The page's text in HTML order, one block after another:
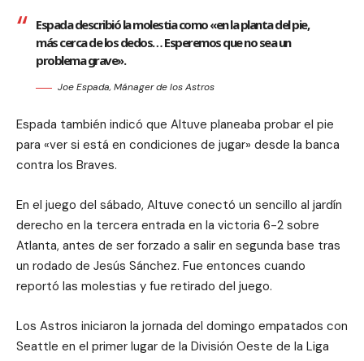
Espada describió la molestia como «en la planta del pie,
más cerca de los dedos… Esperemos que no sea un
problema grave».
Joe Espada, Mánager de los Astros
Espada también indicó que Altuve planeaba probar el pie
para «ver si está en condiciones de jugar» desde la banca
contra los Braves.
En el juego del sábado, Altuve conectó un sencillo al jardín
derecho en la tercera entrada en la victoria 6-2 sobre
Atlanta, antes de ser forzado a salir en segunda base tras
un rodado de Jesús Sánchez. Fue entonces cuando
reportó las molestias y fue retirado del juego.
Los Astros iniciaron la jornada del domingo empatados con
Seattle en el primer lugar de la División Oeste de la Liga